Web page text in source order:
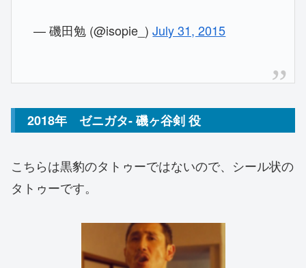
— 磯田勉 (@isopie_)July 31, 2015
2018年 ゼニガタ- 磯ヶ谷剣 役
こちらは黒豹のタトゥーではないので、シール状の
タトゥーです。